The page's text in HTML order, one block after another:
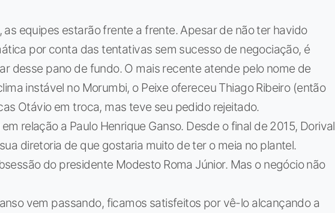
as equipes estarão frente a frente. Apesar de não ter havido
por conta das tentativas sem sucesso de negociação, é
desse pano de fundo. O mais recente atende pelo nome de
instável no Morumbi, o Peixe ofereceu Thiago Ribeiro (então
Otávio em troca, mas teve seu pedido rejeitado.
relação a Paulo Henrique Ganso. Desde o final de 2015, Dorival
diretoria de que gostaria muito de ter o meia no plantel.
do presidente Modesto Roma Júnior. Mas o negócio não
vem passando, ficamos satisfeitos por vê-lo alcançando a